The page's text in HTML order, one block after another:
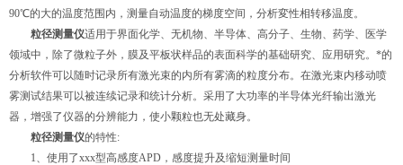
90℃的大的温度范围内，测量自动温度的梯度空间，分析変性相转移温度。
粒径测量仪适用于界面化学、无机物、半导体、高分子、生物、药学、医学
领域中，除了微粒子外，膜及平板状样品的表面科学的基础研究、应用研究。*的
分析软件可以随时记录所有激光束的内所有雾滴的粒度分布。在激光束内移动喷
雾测试结果可以被连续记录和统计分析。采用了大功率的半导体光纤输出激光
器，增强了仪器的分辨能力，使小颗粒也无处藏身。
粒径测量仪的特性:
1、使用了xxx型高感度APD，感度提升及缩短测量时间